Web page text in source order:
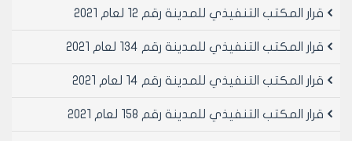
- يقرر ما يلي –
لمجلس مدينه حلب رقم 105 لعام 2001
الاداري رقم 964 لعام 2001 والمتضمن اعتماد المخططات
كتله محلات مجلس مدينه حلب بدون مقابل
قرار المكتب التنفيذي للمدينة رقم 12 لعام 2021
قرار المكتب التنفيذي للمدينة رقم 134 لعام 2021
قرار المكتب التنفيذي للمدينة رقم 14 لعام 2021
قرار المكتب التنفيذي للمدينة رقم 158 لعام 2021